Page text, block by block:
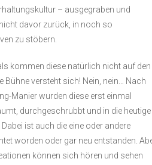
– ausgegraben und
davor zurück, in noch so
zu stöbern.
kommen diese natürlich nicht auf den
Bühne versteht sich! Nein, nein… Nach
Manier wurden diese erst einmal
durchgeschrubbt und in die heutige
ist auch die eine oder andere
worden oder gar neu entstanden.
können sich hören und sehen